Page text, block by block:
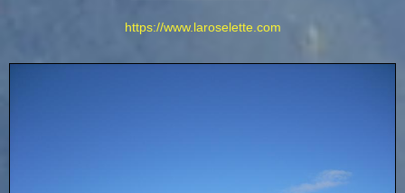
https://www.laroselette.com